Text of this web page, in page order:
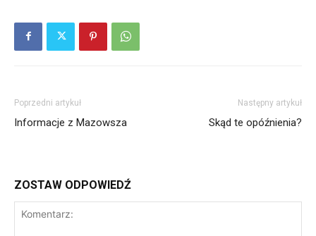
Poprzedni artykuł
Informacje z Mazowsza
Następny artykuł
Skąd te opóźnienia?
ZOSTAW ODPOWIEDŹ